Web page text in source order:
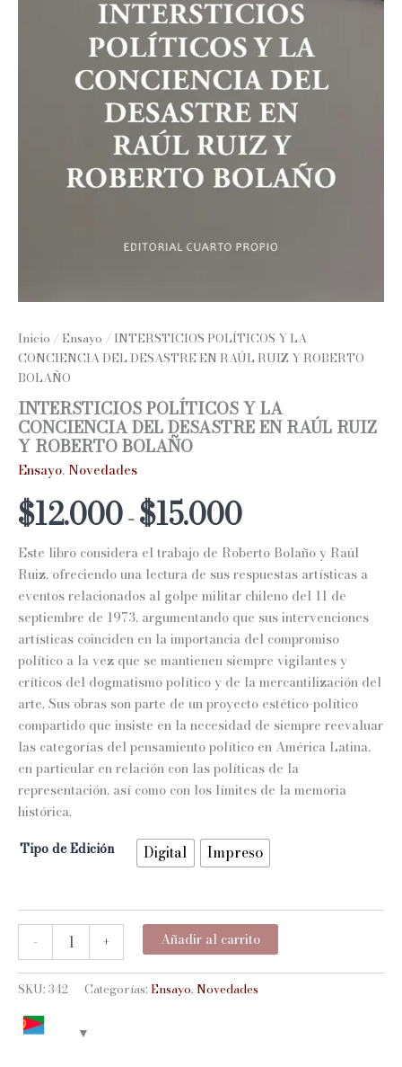
Inicio / Ensayo / INTERSTICIOS POLÍTICOS Y LA
CONCIENCIA DEL DESASTRE EN RAÚL RUIZ Y ROBERTO
BOLAÑO
INTERSTICIOS POLÍTICOS Y LA
CONCIENCIA DEL DESASTRE EN RAÚL RUIZ
Y ROBERTO BOLAÑO
Ensayo,Novedades
$12.000-$15.000Rango
precios:
desde
$12.000
hasta
$15.000
Este libro considera el trabajo de Roberto Bolaño y Raúl
Ruiz, ofreciendo una lectura de sus respuestas artísticas a
eventos relacionados al golpe militar chileno del 11 de
septiembre de 1973, argumentando que sus intervenciones
artísticas coinciden en la importancia del compromiso
político a la vez que se mantienen siempre vigilantes y
críticos del dogmatismo político y de la mercantilización del
arte. Sus obras son parte de un proyecto estético-político
compartido que insiste en la necesidad de siempre reevaluar
las categorías del pensamiento político en América Latina,
en particular en relación con las políticas de la
representación, así como con los límites de la memoria
histórica.
Tipo de Edición
Digital Impreso
-
INTERSTICIOS
POLÍTICOS
Y
LA
DEL
DESASTRE
+ Añadir al carrito
SKU: 342 Categorías: Ensayo, Novedades